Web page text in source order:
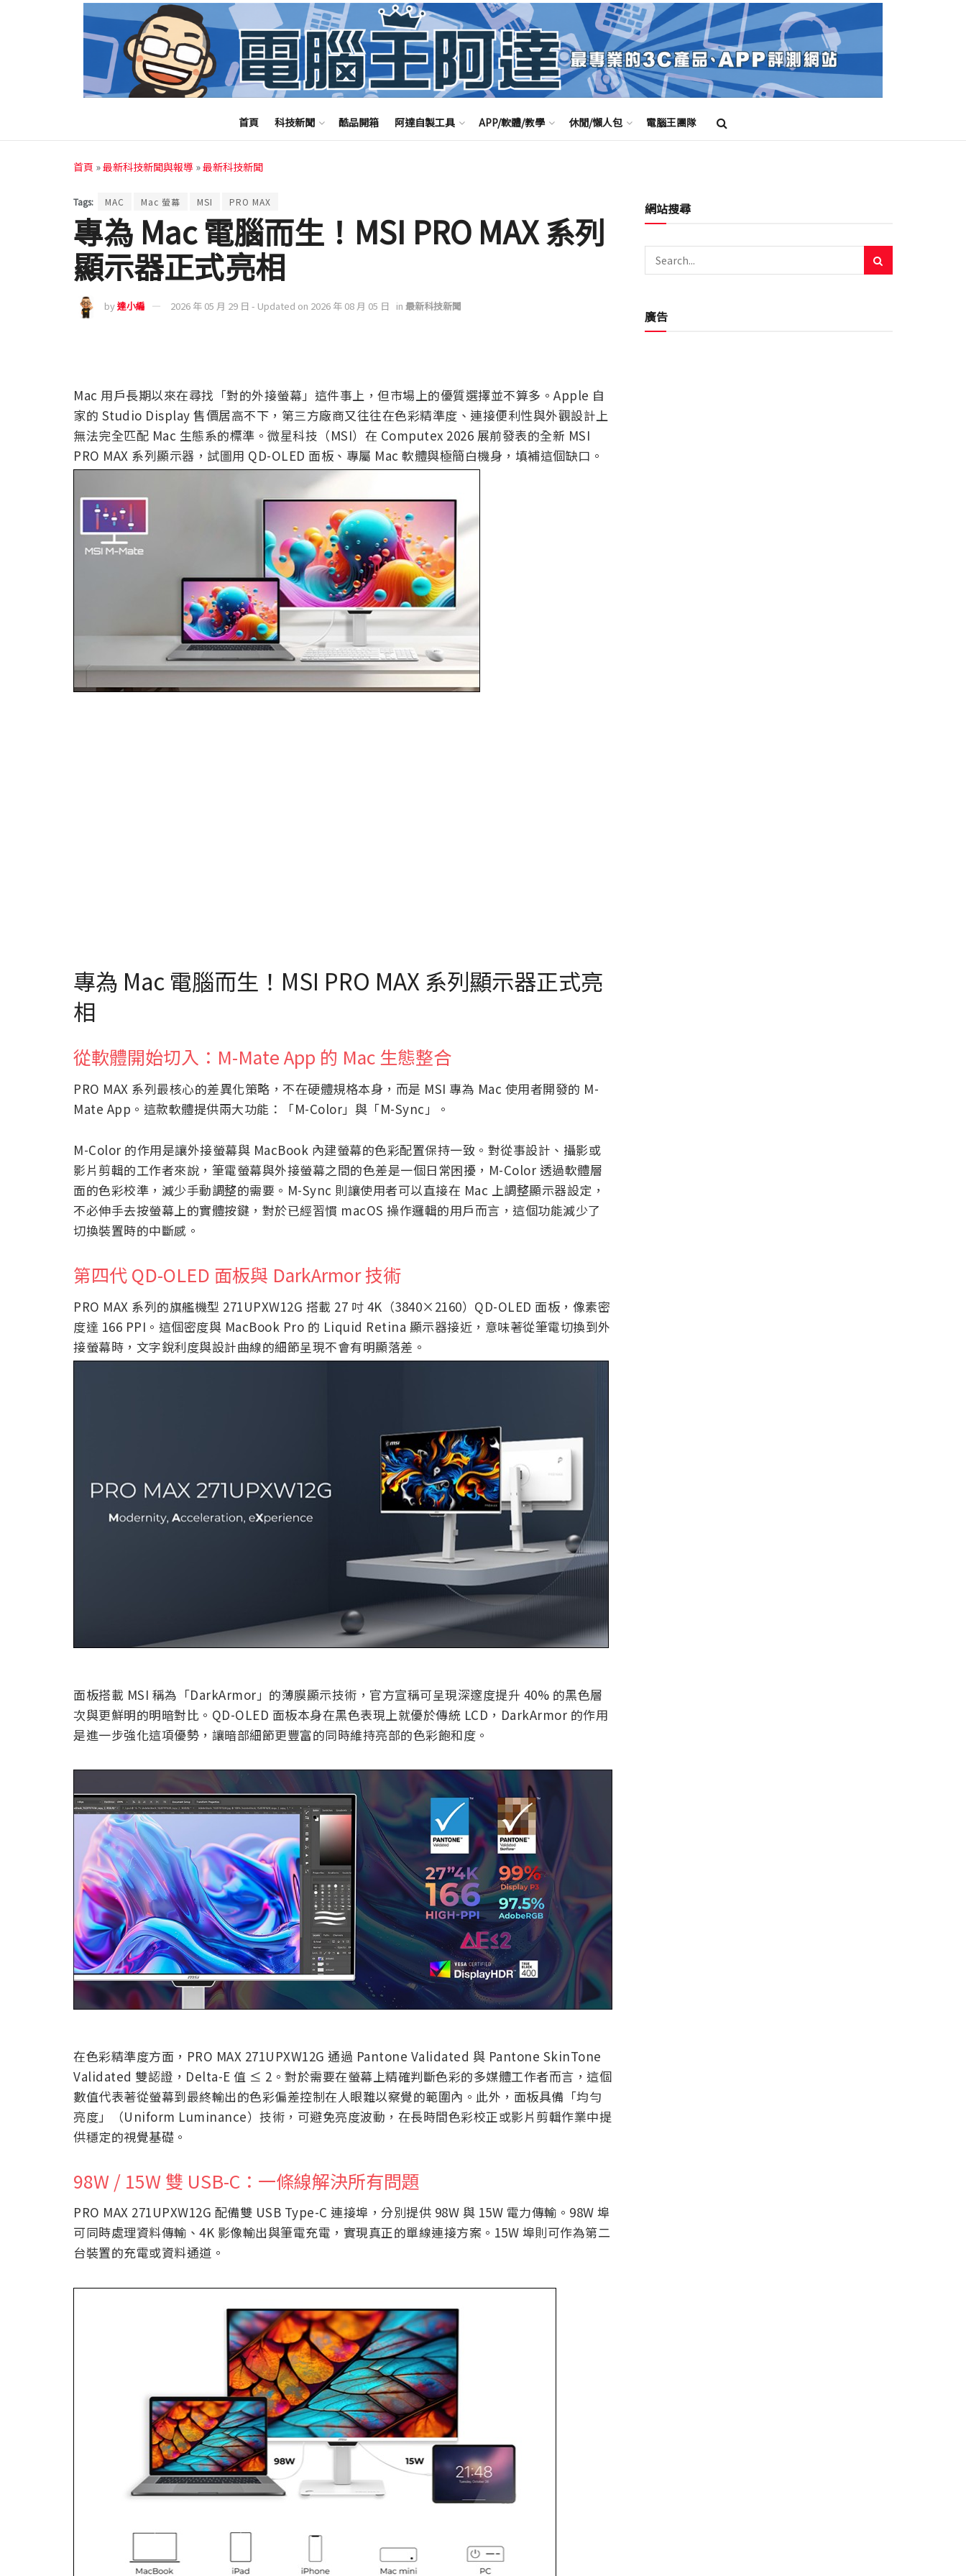
首頁 科技新聞 酷品開箱 阿達自製工具 APP/軟體/教學 休閒/懶人包 電腦王團隊
首頁 »最新科技新聞與報導 »最新科技新聞
Tags: MAC Mac 螢幕 MSI PRO MAX
專為 Mac 電腦而生！MSI PRO MAX 系列
顯示器正式亮相
by達小編 2026 年 05 月 29 日 - Updated on 2026 年 08 月 05 日 in 最新科技新聞
Mac 用戶長期以來在尋找「對的外接螢幕」這件事上，但市場上的優質選擇並不算多。Apple 自
家的 Studio Display 售價居高不下，第三方廠商又往往在色彩精準度、連接便利性與外觀設計上
無法完全匹配 Mac 生態系的標準。微星科技（MSI）在 Computex 2026 展前發表的全新 MSI
PRO MAX 系列顯示器，試圖用 QD-OLED 面板、專屬 Mac 軟體與極簡白機身，填補這個缺口。
專為 Mac 電腦而生！MSI PRO MAX 系列顯示器正式亮
相
從軟體開始切入：M-Mate App 的 Mac 生態整合
PRO MAX 系列最核心的差異化策略，不在硬體規格本身，而是 MSI 專為 Mac 使用者開發的 M-
Mate App。這款軟體提供兩大功能：「M-Color」與「M-Sync」。
M-Color 的作用是讓外接螢幕與 MacBook 內建螢幕的色彩配置保持一致。對從事設計、攝影或
影片剪輯的工作者來說，筆電螢幕與外接螢幕之間的色差是一個日常困擾，M-Color 透過軟體層
面的色彩校準，減少手動調整的需要。M-Sync 則讓使用者可以直接在 Mac 上調整顯示器設定，
不必伸手去按螢幕上的實體按鍵，對於已經習慣 macOS 操作邏輯的用戶而言，這個功能減少了
切換裝置時的中斷感。
第四代 QD-OLED 面板與 DarkArmor 技術
PRO MAX 系列的旗艦機型 271UPXW12G 搭載 27 吋 4K（3840×2160）QD-OLED 面板，像素密
度達 166 PPI。這個密度與 MacBook Pro 的 Liquid Retina 顯示器接近，意味著從筆電切換到外
接螢幕時，文字銳利度與設計曲線的細節呈現不會有明顯落差。
面板搭載 MSI 稱為「DarkArmor」的薄膜顯示技術，官方宣稱可呈現深邃度提升 40% 的黑色層
次與更鮮明的明暗對比。QD-OLED 面板本身在黑色表現上就優於傳統 LCD，DarkArmor 的作用
是進一步強化這項優勢，讓暗部細節更豐富的同時維持亮部的色彩飽和度。
在色彩精準度方面，PRO MAX 271UPXW12G 通過 Pantone Validated 與 Pantone SkinTone
Validated 雙認證，Delta-E 值 ≤ 2。對於需要在螢幕上精確判斷色彩的多媒體工作者而言，這個
數值代表著從螢幕到最終輸出的色彩偏差控制在人眼難以察覺的範圍內。此外，面板具備「均勻
亮度」（Uniform Luminance）技術，可避免亮度波動，在長時間色彩校正或影片剪輯作業中提
供穩定的視覺基礎。
98W / 15W 雙 USB-C：一條線解決所有問題
PRO MAX 271UPXW12G 配備雙 USB Type-C 連接埠，分別提供 98W 與 15W 電力傳輸。98W 埠
可同時處理資料傳輸、4K 影像輸出與筆電充電，實現真正的單線連接方案。15W 埠則可作為第二
台裝置的充電或資料通道。
網站搜尋
廣告